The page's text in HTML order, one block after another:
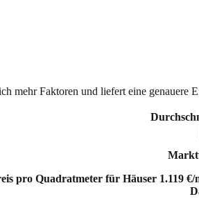
mehr Faktoren und liefert eine genauere
pro Quadratmeter für Häuser 1.119